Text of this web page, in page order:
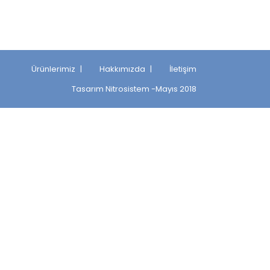
Ürünlerimiz Hakkımızda
İletişim
Tasarım Nitrosistem -Mayıs 2018